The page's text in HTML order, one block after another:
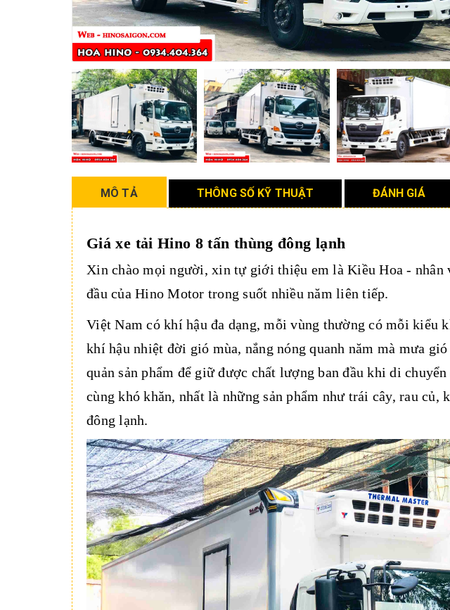
MÔ TẢ THÔNG SỐ KỸ THUẬT ĐÁNH GIÁ
Giá xe tải Hino 8 tấn thùng đông lạnh
Xin chào mọi người, xin tự giới thiệu em là Kiều Hoa - nhân
đầu của Hino Motor trong suốt nhiều năm liên tiếp.
Việt Nam có khí hậu đa dạng, mỗi vùng thường có mỗi kiểu
khí hậu nhiệt đời gió mùa, nắng nóng quanh năm mà mưa
quản sản phẩm để giữ được chất lượng ban đầu khi di
cùng khó khăn, nhất là những sản phẩm như trái cây, rau củ,
đông lạnh.